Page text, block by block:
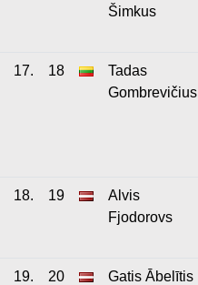
Šimkus
17. 18
Tadas
Gombrevičius
18. 19
Alvis
Fjodorovs
19. 20 Gatis Ābelītis